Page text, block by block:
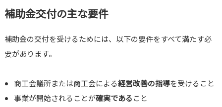
補助金交付の主な要件
補助金の交付を受けるためには、以下の要件をすべて満たす必
要があります。
商工会議所または商工会による経営改善の指導を受けること
事業が開始されることが確実であること